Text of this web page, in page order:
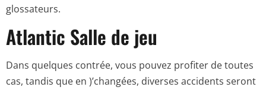
glossateurs.
Atlantic Salle de jeu
Dans quelques contrée, vous pouvez profiter de toutes
cas, tandis que en )’changées, diverses accidents seront